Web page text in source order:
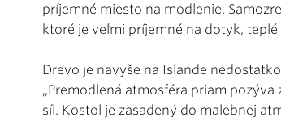
príjemné miesto na modlenie.
ktoré je veľmi príjemné na dotyk,
Drevo je navyše na Islande
„Premodlená atmosféra priam
síl. Kostol je zasadený do malebnej